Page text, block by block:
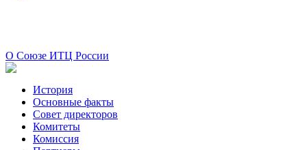
О Союзе ИТЦ России
История
Основные факты
Совет директоров
Комитеты
Комиссия